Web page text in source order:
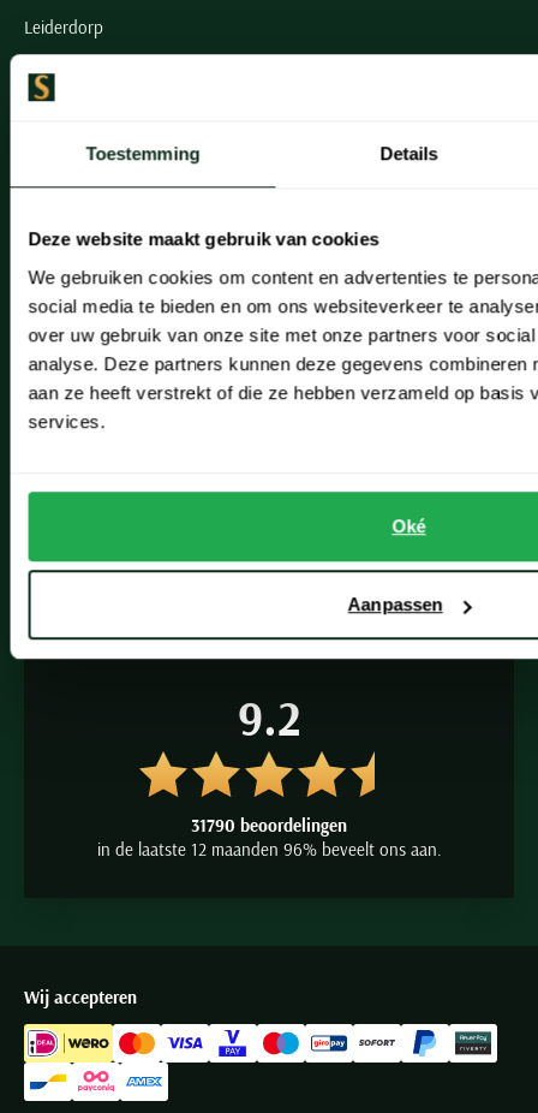
Toestemming Details
Deze website maakt gebruik van cookies
We gebruiken cookies om content en advertenties te
social media te bieden en om ons websiteverkeer te
over uw gebruik van onze site met onze partners voor
analyse. Deze partners kunnen deze gegevens combineren
aan ze heeft verstrekt of die ze hebben verzameld op basis
services.
Oké
Aanpassen
Seidensticker
Slater
Tenson
Tommy Hilfiger
Tramarossa
UBR
Vanguard
Wellington of Billmore
William Lockie
Leiderdorp
Lisse
Oegstgeest
Schulte Herenmode
Grote maten herenkleding
Paul & Shark specialist
VIP member
Vacatures
9.2
31790 beoordelingen
in de laatste 12 maanden 96% beveelt ons aan.
Wij accepteren